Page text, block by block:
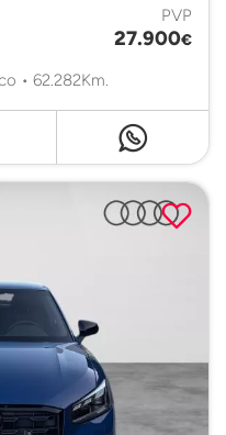
PVP
27.900€
• 62.282Km.